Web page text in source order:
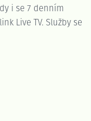
i se 7 denním
Live TV. Služby se